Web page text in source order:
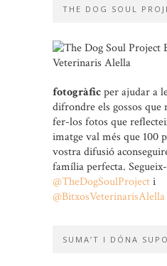
THE DOG SOUL
fotogràficper ajudar a
difrondre els gossos que
fer-los fotos que
imatge val més que 100
vostra difusió
família perfecta.
@TheDogSoulProjecti
@BitxosVeterinarisAlella
SUMA’T I DÓNA